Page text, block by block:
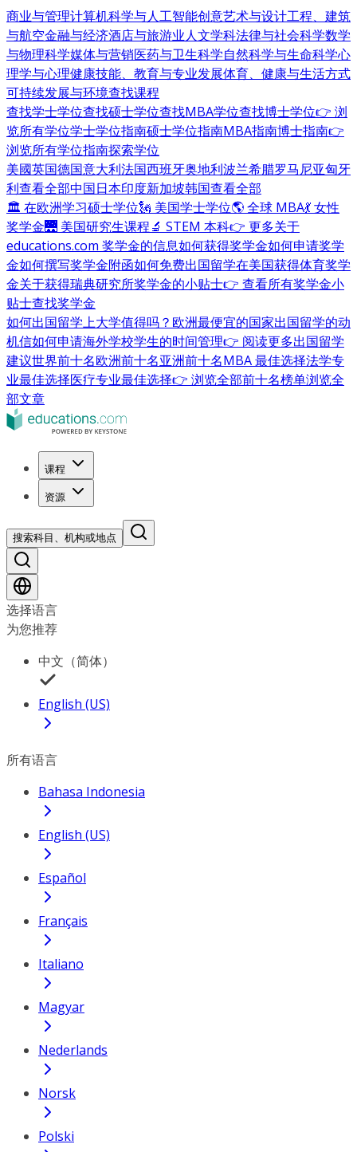
商业与管理计算机科学与人工智能创意艺术与设计工程、建筑
与航空金融与经济酒店与旅游业人文学科法律与社会科学数学
与物理科学媒体与营销医药与卫生科学自然科学与生命科学心
理学与心理健康技能、教育与专业发展体育、健康与生活方式
可持续发展与环境查找课程
查找学士学位查找硕士学位查找MBA学位查找博士学位👉 浏
览所有学位学士学位指南硕士学位指南MBA指南博士指南👉
浏览所有学位指南探索学位
美國英国德国意大利法国西班牙奥地利波兰希腊罗马尼亚匈牙
利查看全部中国日本印度新加坡韩国查看全部
🏛 在欧洲学习硕士学位🗽 美国学士学位🌎 全球 MBA💃 女性
奖学金🌉 美国研究生课程🔬 STEM 本科👉 更多关于
educations.com 奖学金的信息如何获得奖学金如何申请奖学
金如何撰写奖学金附函如何免费出国留学在美国获得体育奖学
金关于获得瑞典研究所奖学金的小贴士👉 查看所有奖学金小
贴士查找奖学金
如何出国留学上大学值得吗？ 欧洲最便宜的国家出国留学的动
机信如何申请海外学校学生的时间管理👉 阅读更多出国留学
建议世界前十名欧洲前十名亚洲前十名MBA 最佳选择法学专
业最佳选择医疗专业最佳选择👉 浏览全部前十名榜单浏览全
部文章
课程
资源
搜索科目、机构或地点
选择语言
为您推荐
中文（简体）
English (US)
所有语言
Bahasa Indonesia
English (US)
Español
Français
Italiano
Magyar
Nederlands
Norsk
Polski